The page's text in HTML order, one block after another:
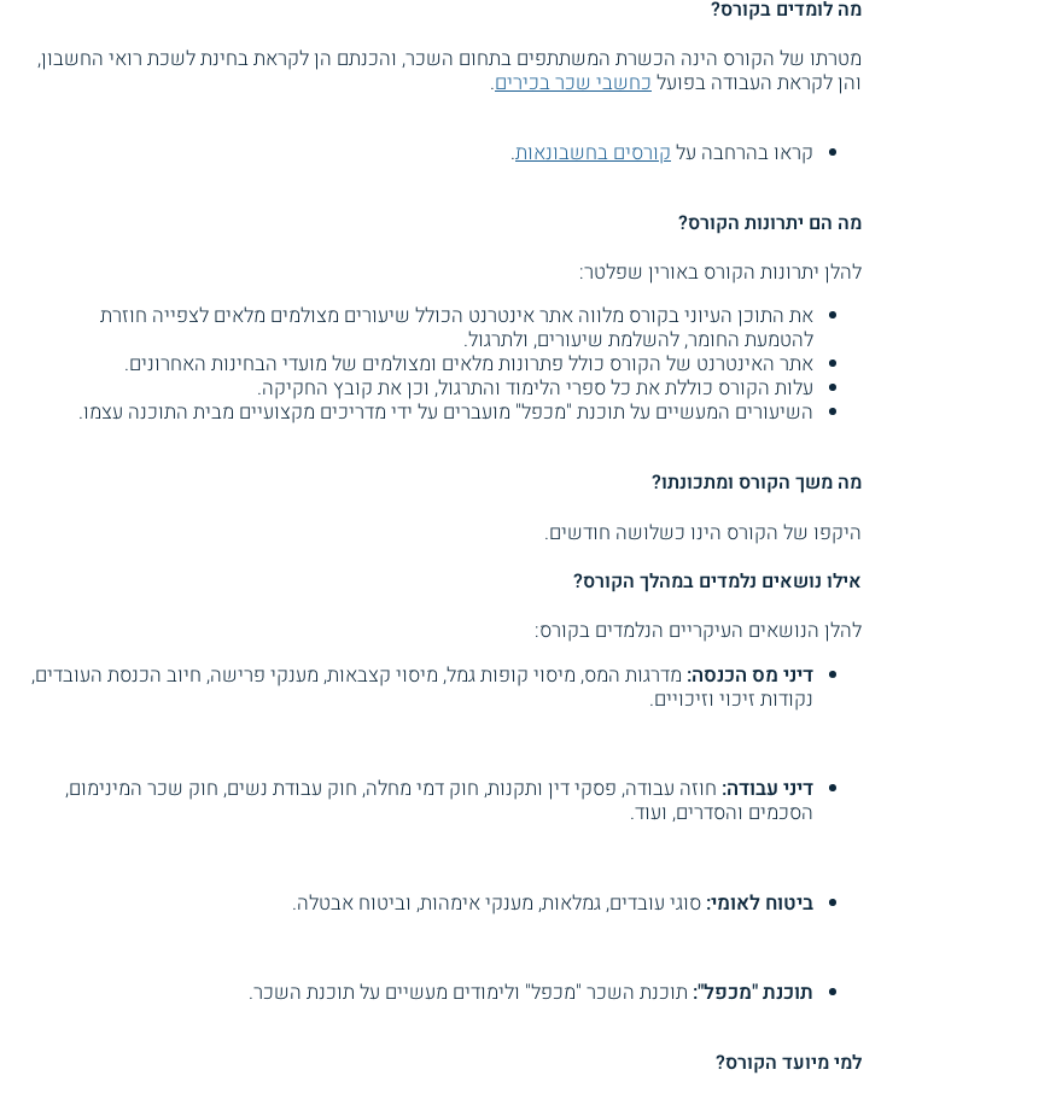
מה לומדים בקורס?
מטרתו של הקורס הינה הכשרת המשתתפים בתחום השכר, והכנתם הן לקראת בחינת לשכת רואי החשבון,
והן לקראת העבודה בפועלכחשבי שכר בכירים.
קראו בהרחבה על קורסים בחשבונאות.
מה הם יתרונות הקורס?
להלן יתרונות הקורס באורין שפלטר:
את התוכן העיוני בקורס מלווה אתר אינטרנט הכולל שיעורים מצולמים מלאים לצפייה חוזרת
להטמעת החומר, להשלמת שיעורים, ולתרגול.
אתר האינטרנט של הקורס כולל פתרונות מלאים ומצולמים של מועדי הבחינות האחרונים.
עלות הקורס כוללת את כל ספרי הלימוד והתרגול, וכן את קובץ החקיקה.
השיעורים המעשיים על תוכנת "מכפל" מועברים על ידי מדריכים מקצועיים מבית התוכנה עצמו.
מה משך הקורס ומתכונתו?
היקפו של הקורס הינו כשלושה חודשים.
אילו נושאים נלמדים במהלך הקורס?
להלן הנושאים העיקריים הנלמדים בקורס:
דיני מס הכנסה: מדרגות המס, מיסוי קופות גמל, מיסוי קצבאות, מענקי פרישה, חיוב הכנסת העובדים,
נקודות זיכוי וזיכויים.
דיני עבודה: חוזה עבודה, פסקי דין ותקנות, חוק דמי מחלה, חוק עבודת נשים, חוק שכר המינימום,
הסכמים והסדרים, ועוד.
ביטוח לאומי: סוגי עובדים, גמלאות, מענקי אימהות, וביטוח אבטלה.
תוכנת "מכפל": תוכנת השכר "מכפל" ולימודים מעשיים על תוכנת השכר.
למי מיועד הקורס?